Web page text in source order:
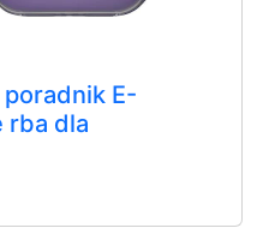
poradnik E-
rba dla